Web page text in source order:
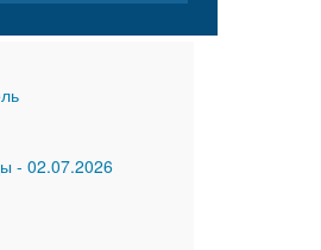
- 02.07.2026